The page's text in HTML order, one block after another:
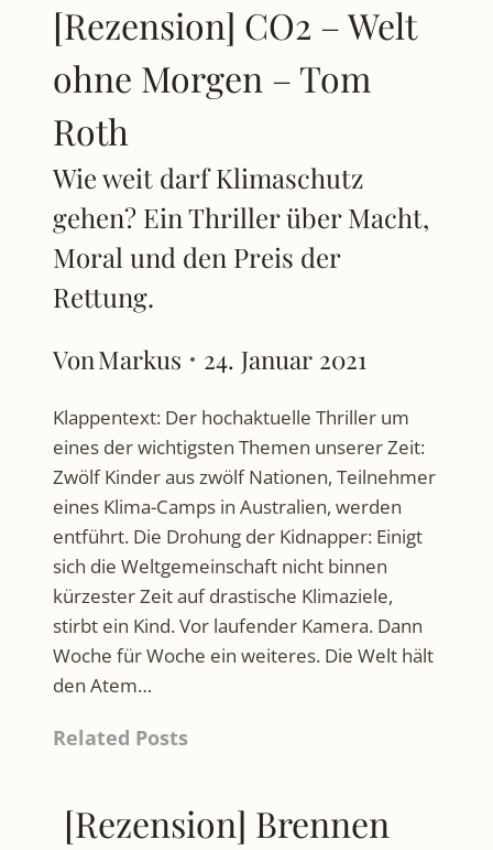
[Rezension] CO2 – Welt
ohne Morgen – Tom
Roth
Wie weit darf Klimaschutz
gehen? Ein Thriller über Macht,
Moral und den Preis der
Rettung.
VonMarkus 24. Januar 2021
Klappentext: Der hochaktuelle Thriller um
eines der wichtigsten Themen unserer Zeit:
Zwölf Kinder aus zwölf Nationen, Teilnehmer
eines Klima-Camps in Australien, werden
entführt. Die Drohung der Kidnapper: Einigt
sich die Weltgemeinschaft nicht binnen
kürzester Zeit auf drastische Klimaziele,
stirbt ein Kind. Vor laufender Kamera. Dann
Woche für Woche ein weiteres. Die Welt hält
den Atem…
Related Posts
[Rezension] Brennen